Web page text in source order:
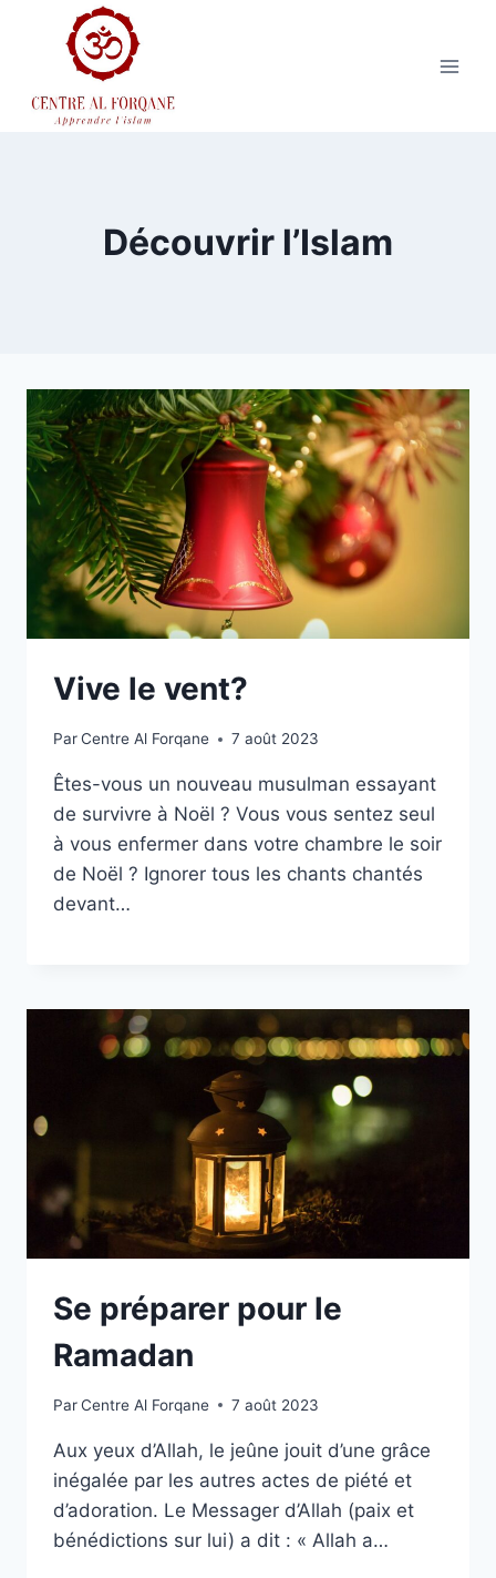
Découvrir l’Islam
Vive le vent?
ParCentre Al Forqane 7 août 2023
Êtes-vous un nouveau musulman essayant
de survivre à Noël ? Vous vous sentez seul
à vous enfermer dans votre chambre le soir
de Noël ? Ignorer tous les chants chantés
devant…
Se préparer pour le
Ramadan
ParCentre Al Forqane 7 août 2023
Aux yeux d’Allah, le jeûne jouit d’une grâce
inégalée par les autres actes de piété et
d’adoration. Le Messager d’Allah (paix et
bénédictions sur lui) a dit : « Allah a…